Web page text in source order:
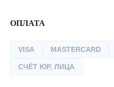
ОПЛАТА
VISA MASTERCARD
СЧЁТ ЮР. ЛИЦА